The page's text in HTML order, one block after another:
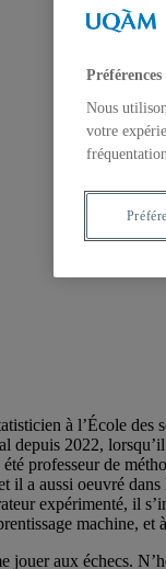
à l’École des
depuis 2022,
professeur de
il a aussi oeuvré dans
expérimenté, il
machine, et
jouer aux échecs.
Nous
votre